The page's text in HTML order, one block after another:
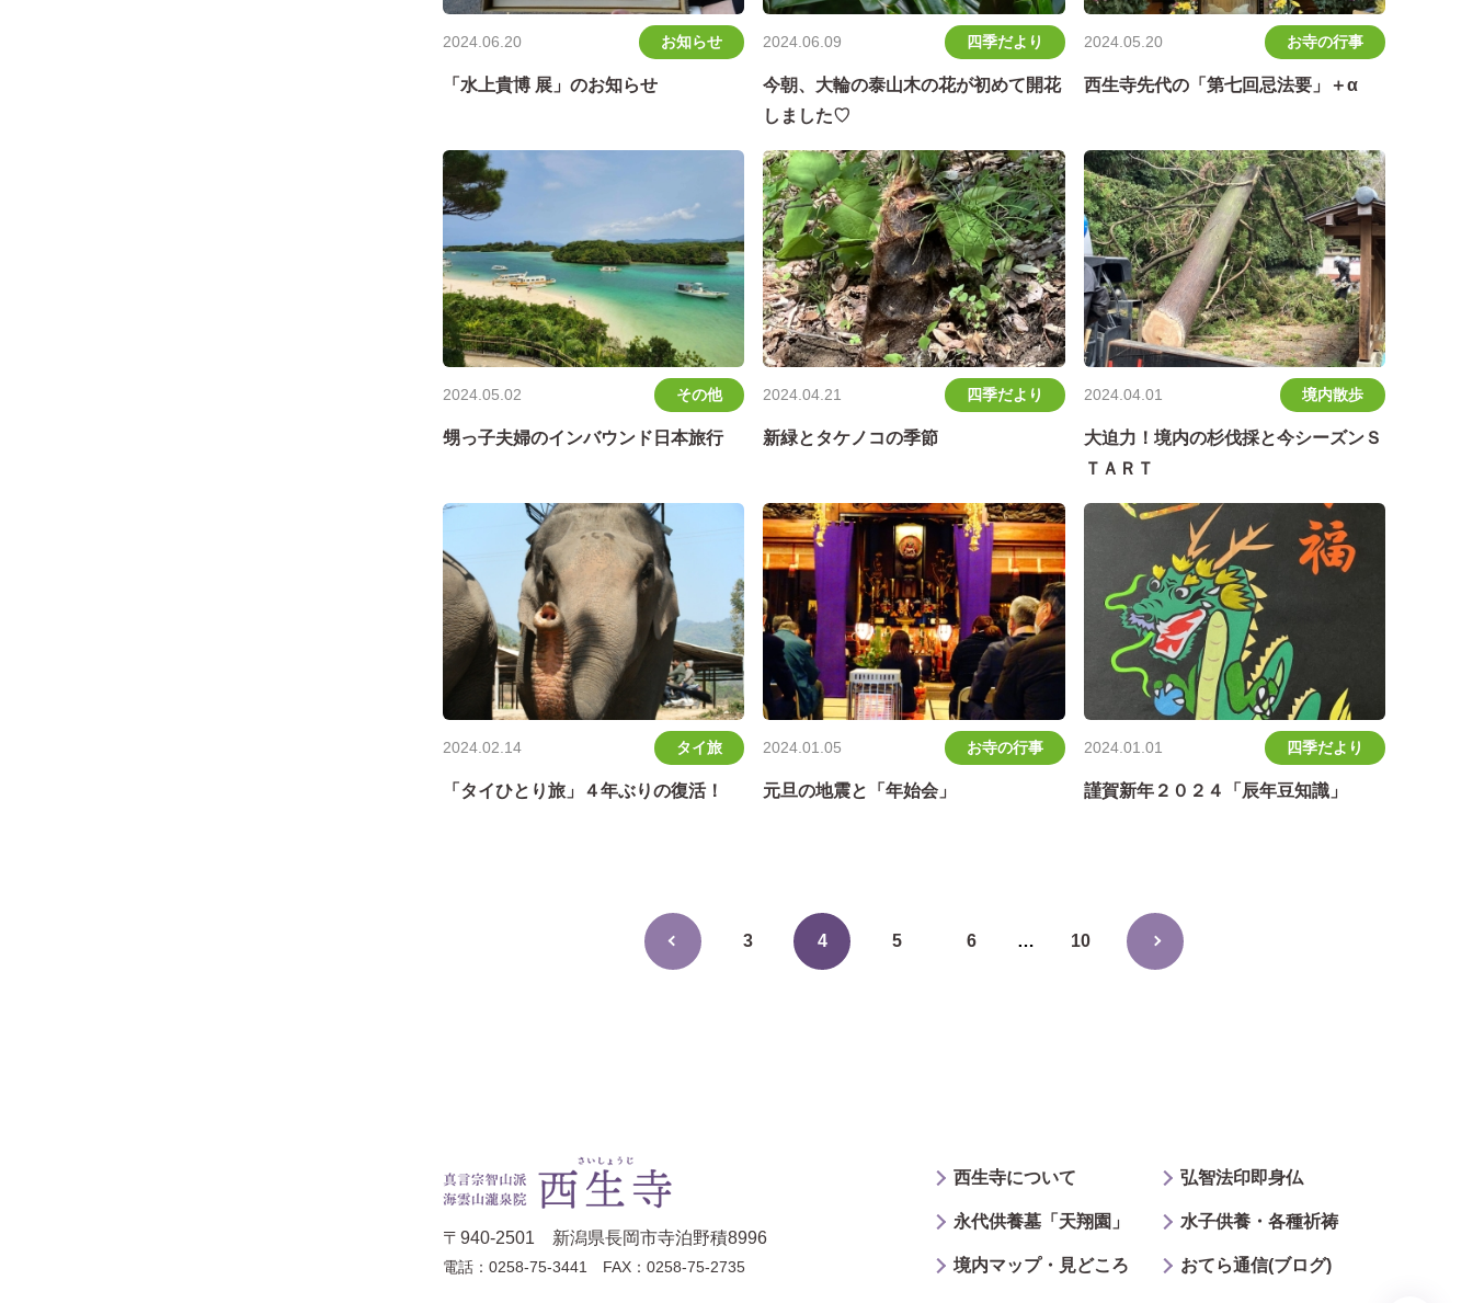
2024.06.20 お知らせ
「水上貴博 展」のお知らせ
2024.06.09 四季だより
今朝、大輪の泰山木の花が初めて開花
しました♡
2024.05.20 お寺の行事
西生寺先代の「第七回忌法要」＋α
2024.05.02 その他
甥っ子夫婦のインバウンド日本旅行
2024.04.21 四季だより
新緑とタケノコの季節
2024.04.01 境内散歩
大迫力！境内の杉伐採と今シーズンＳ
ＴＡＲＴ
2024.02.14 タイ旅
「タイひとり旅」４年ぶりの復活！
2024.01.05 お寺の行事
元旦の地震と「年始会」
2024.01.01 四季だより
謹賀新年２０２４「辰年豆知識」
3 4 5 6 10
〒940-2501 新潟県長岡市寺泊野積8996
電話：0258-75-3441 FAX：0258-75-2735
西生寺について 弘智法印即身仏
永代供養墓「天翔園」 水子供養・各種祈祷
境内マップ・見どころ おてら通信(ブログ)